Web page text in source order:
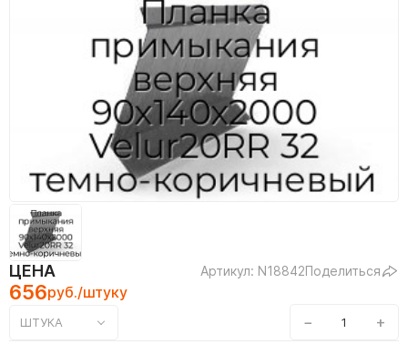
ЦЕНА Артикул: N18842Поделиться
656руб./штуку
ШТУКА − +